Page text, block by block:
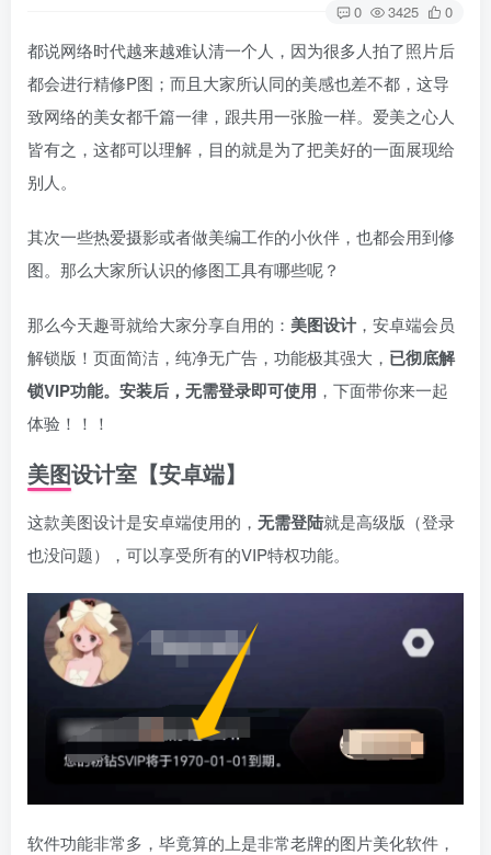
0 3425 0
都说网络时代越来越难认清一个人，因为很多人拍了照片后
都会进行精修P图；而且大家所认同的美感也差不都，这导
致网络的美女都千篇一律，跟共用一张脸一样。爱美之心人
皆有之，这都可以理解，目的就是为了把美好的一面展现给
别人。
其次一些热爱摄影或者做美编工作的小伙伴，也都会用到修
图。那么大家所认识的修图工具有哪些呢？
那么今天趣哥就给大家分享自用的： 美图设计，安卓端会员
解锁版！页面简洁，纯净无广告，功能极其强大， 已彻底解
锁VIP功能。安装后，无需登录即可使用 ，下面带你来一起
体验！！！
美图设计室【安卓端】
这款美图设计是安卓端使用的， 无需登陆就是高级版（登录
也没问题），可以享受所有的VIP特权功能。
软件功能非常多，毕竟算的上是非常老牌的图片美化软件，